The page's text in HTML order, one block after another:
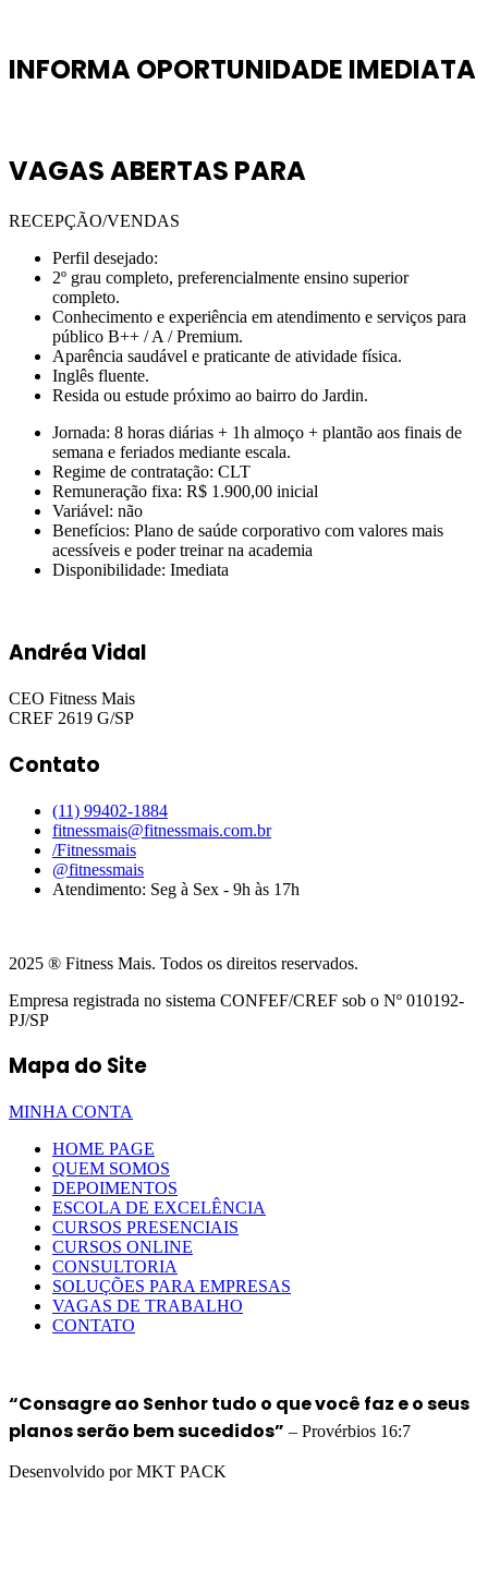
INFORMA OPORTUNIDADE IMEDIATA
VAGAS ABERTAS PARA
RECEPÇÃO/VENDAS
Perfil desejado:
2º grau completo, preferencialmente ensino superior
completo.
Conhecimento e experiência em atendimento e serviços para
público B++ / A / Premium.
Aparência saudável e praticante de atividade física.
Inglês fluente.
Resida ou estude próximo ao bairro do Jardin.
Jornada: 8 horas diárias + 1h almoço + plantão aos finais de
semana e feriados mediante escala.
Regime de contratação: CLT
Remuneração fixa: R$ 1.900,00 inicial
Variável: não
Benefícios: Plano de saúde corporativo com valores mais
acessíveis e poder treinar na academia
Disponibilidade: Imediata
Andréa Vidal
CEO Fitness Mais
CREF 2619 G/SP
Contato
(11) 99402-1884
fitnessmais@fitnessmais.com.br
/Fitnessmais
@fitnessmais
Atendimento: Seg à Sex - 9h às 17h
2025 ® Fitness Mais. Todos os direitos reservados.
Empresa registrada no sistema CONFEF/CREF sob o Nº 010192-
PJ/SP
Mapa do Site
MINHA CONTA
HOME PAGE
QUEM SOMOS
DEPOIMENTOS
ESCOLA DE EXCELÊNCIA
CURSOS PRESENCIAIS
CURSOS ONLINE
CONSULTORIA
SOLUÇÕES PARA EMPRESAS
VAGAS DE TRABALHO
CONTATO
“Consagre ao Senhor tudo o que você faz e o seus
planos serão bem sucedidos” – Provérbios 16:7
Desenvolvido por MKT PACK